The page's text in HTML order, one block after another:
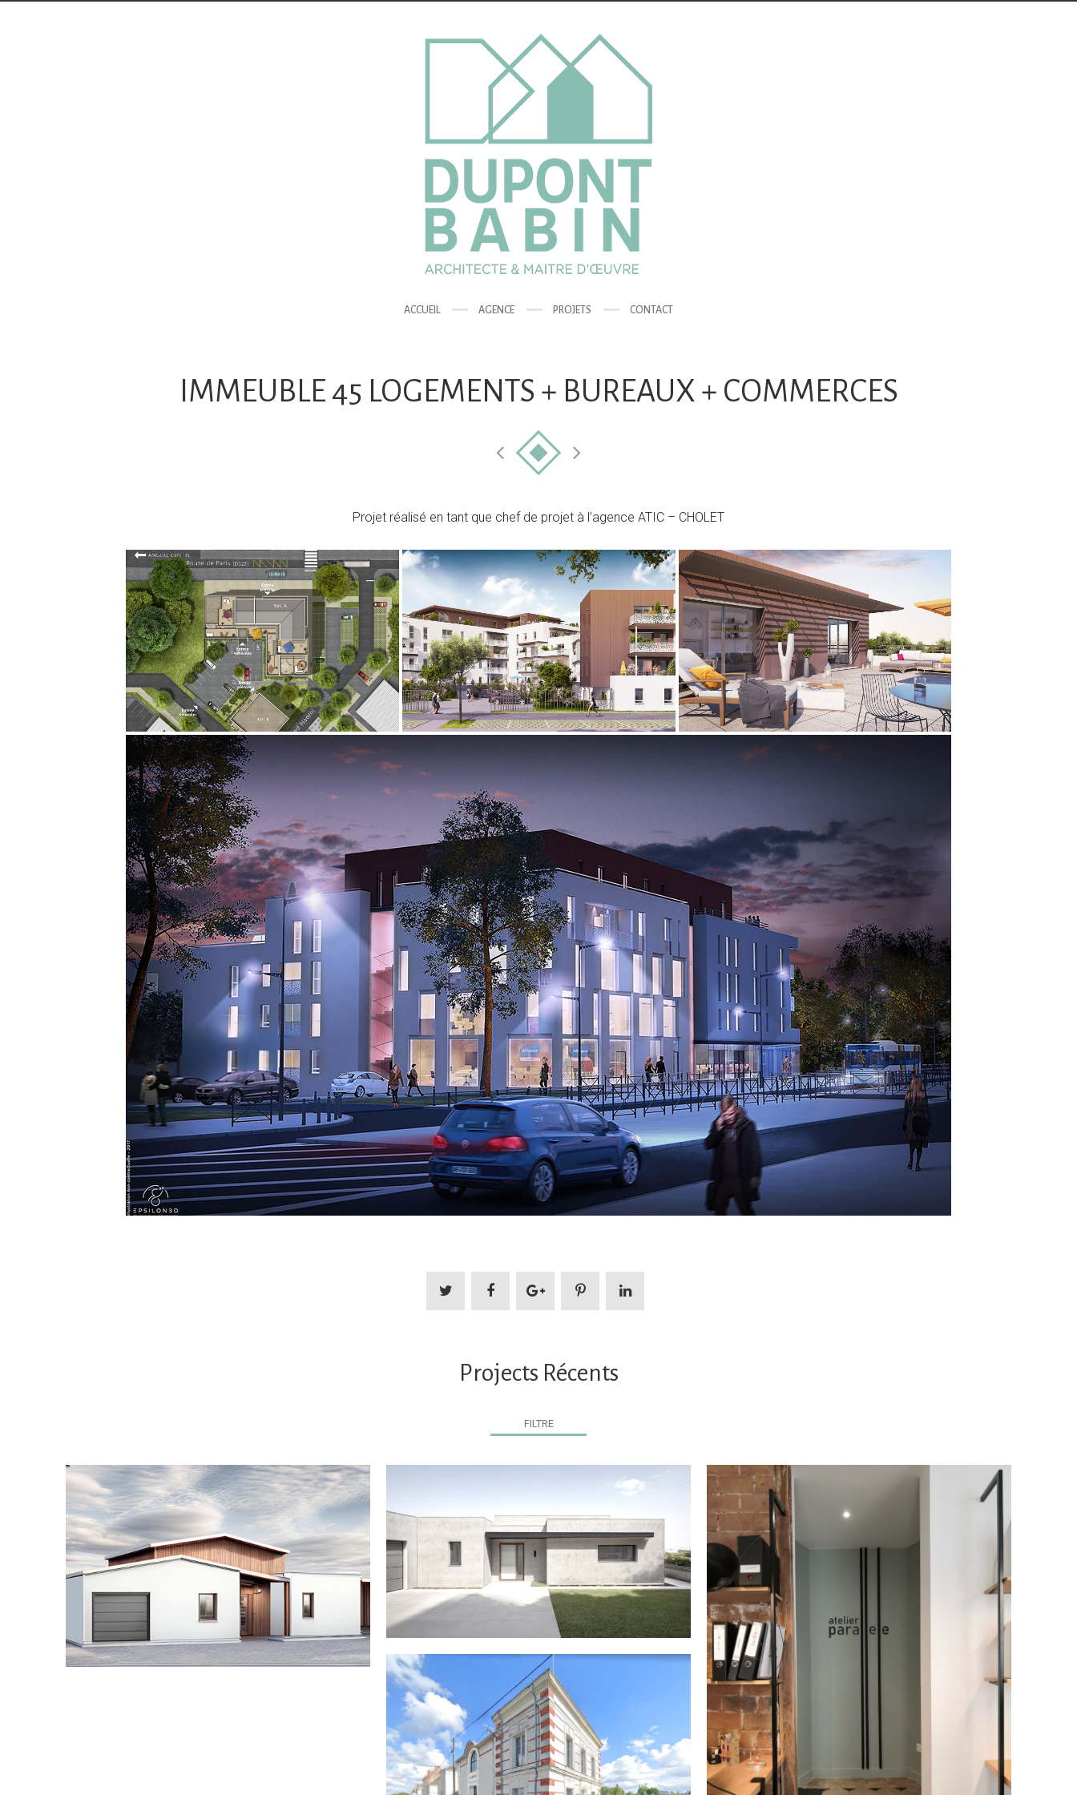
ACCUEIL AGENCE PROJETS CONTACT
IMMEUBLE 45 LOGEMENTS + BUREAUX + COMMERCES
Projet réalisé en tant que chef de projet à l’agence ATIC – CHOLET
Projects Récents
FILTRE